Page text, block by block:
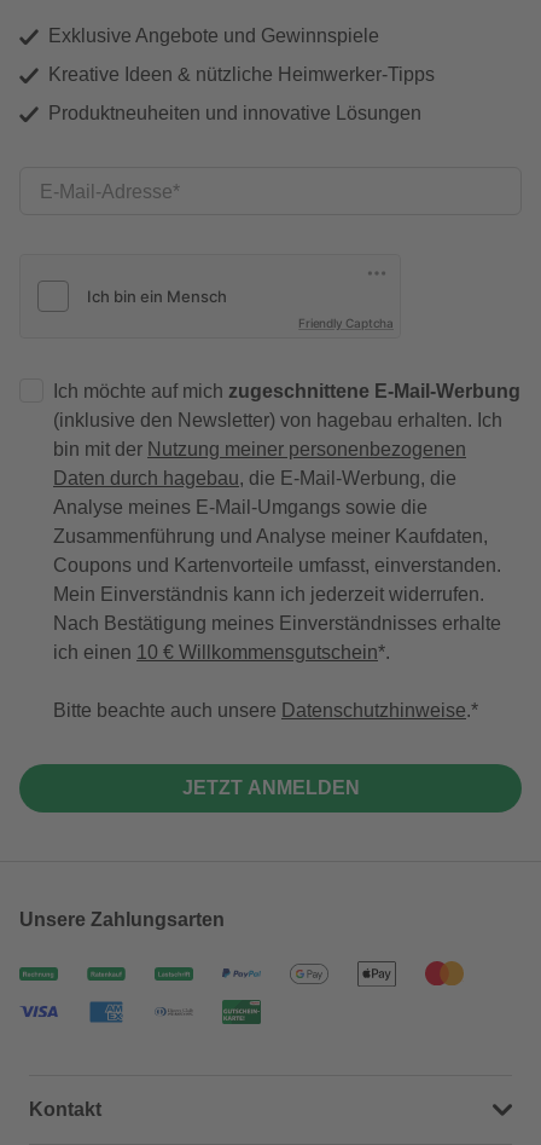
Exklusive Angebote und Gewinnspiele
Kreative Ideen & nützliche Heimwerker-Tipps
Produktneuheiten und innovative Lösungen
E-Mail-Adresse
Friendly Captcha
Ich möchte auf mich zugeschnittene E-Mail-Werbung
(inklusive den Newsletter) von hagebau erhalten. Ich
bin mit der Nutzung meiner personenbezogenen
Daten durch hagebau, die E-Mail-Werbung, die
Analyse meines E-Mail-Umgangs sowie die
Zusammenführung und Analyse meiner Kaufdaten,
Coupons und Kartenvorteile umfasst, einverstanden.
Mein Einverständnis kann ich jederzeit widerrufen.
Nach Bestätigung meines Einverständnisses erhalte
ich einen 10 € Willkommensgutschein*.
Bitte beachte auch unsere Datenschutzhinweise.
JETZT ANMELDEN
Unsere Zahlungsarten
Kontakt